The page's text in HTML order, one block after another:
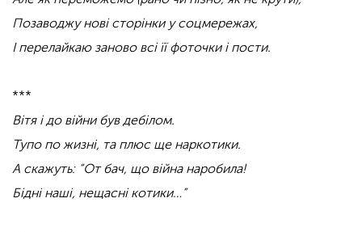
Позаводжу нові сторінки у соцмережах,
І перелайкаю заново всі її фоточки і пости.
***
Вітя і до війни був дебілом.
Тупо по жизні, та плюс ще наркотики.
А скажуть: “От бач, що війна наробила!
Бідні наші, нещасні котики…”